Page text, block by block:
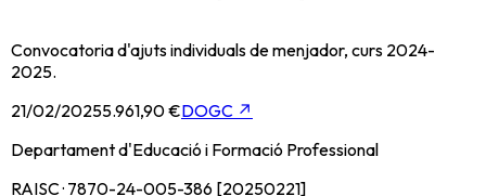
Convocatoria d'ajuts individuals de menjador, curs 2024-
2025.
21/02/20255.961,90 €DOGC ↗
Departament d'Educació i Formació Professional
RAISC · 7870-24-005-386 [20250221]